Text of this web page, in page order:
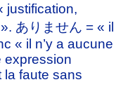
justification,
ありません = « il
« il n’y a aucune
la faute sans